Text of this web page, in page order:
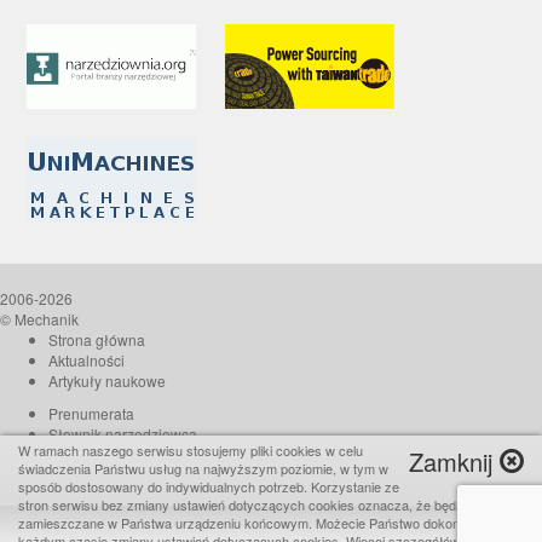
2006-2026
© Mechanik
Strona główna
Aktualności
Artykuły naukowe
Prenumerata
Słownik narzędziowca
O czasopiśmie
Reklama
Kontakt
Zamknij
W ramach naszego serwisu stosujemy pliki cookies w celu
świadczenia Państwu usług na najwyższym poziomie, w tym w
sposób dostosowany do indywidualnych potrzeb. Korzystanie ze
stron serwisu bez zmiany ustawień dotyczących cookies oznacza, że będą one
zamieszczane w Państwa urządzeniu końcowym. Możecie Państwo dokonać w